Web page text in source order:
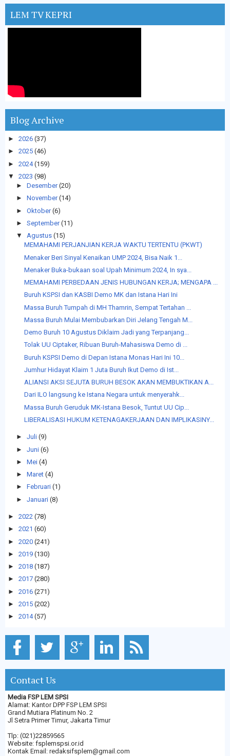
LEM TV KEPRI
Blog Archive
► 2026 (37)
► 2025 (46)
► 2024 (159)
▼
2023 (98)
► Desember (20)
► November (14)
► Oktober (6)
► September (11)
▼
Agustus (15)
MEMAHAMI PERJANJIAN KERJA WAKTU TERTENTU (PKWT)
Menaker Beri Sinyal Kenaikan UMP 2024, Bisa Naik 1...
Menaker Buka-bukaan soal Upah Minimum 2024, In sya...
MEMAHAMI PERBEDAAN JENIS HUBUNGAN KERJA; MENGAPA ...
Buruh KSPSI dan KASBI Demo MK dan Istana Hari Ini
Massa Buruh Tumpah di MH Thamrin, Sempat Tertahan ...
Massa Buruh Mulai Membubarkan Diri Jelang Tengah M...
Demo Buruh 10 Agustus Diklaim Jadi yang Terpanjang...
Tolak UU Ciptaker, Ribuan Buruh-Mahasiswa Demo di ...
Buruh KSPSI Demo di Depan Istana Monas Hari Ini 10...
Jumhur Hidayat Klaim 1 Juta Buruh Ikut Demo di Ist...
ALIANSI AKSI SEJUTA BURUH BESOK AKAN MEMBUKTIKAN A...
Dari ILO langsung ke Istana Negara untuk menyerahk...
Massa Buruh Geruduk MK-Istana Besok, Tuntut UU Cip...
LIBERALISASI HUKUM KETENAGAKERJAAN DAN IMPLIKASINY...
► Juli (9)
► Juni (6)
► Mei (4)
► Maret (4)
► Februari (1)
► Januari (8)
► 2022 (78)
► 2021 (60)
► 2020 (241)
► 2019 (130)
► 2018 (187)
► 2017 (280)
► 2016 (271)
► 2015 (202)
► 2014 (57)
Contact Us
Media FSP LEM SPSI
Alamat: Kantor DPP FSP LEM SPSI
Grand Mutiara Platinum No. 2
Jl Setra Primer Timur, Jakarta Timur
Tlp: (021)22859565
Website: fsplemspsi.or.id
Kontak Email: redaksifsplem@gmail.com